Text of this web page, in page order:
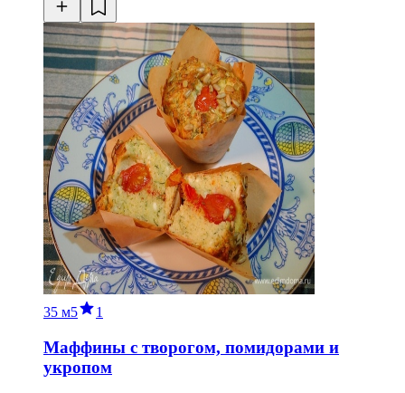
35 м5 1
Маффины с творогом, помидорами и
укропом